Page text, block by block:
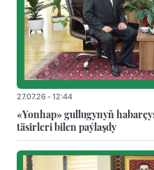
27.07.26 - 12:44
«Yonhap» gullugynyň
täsirleri bilen paýlaşdy